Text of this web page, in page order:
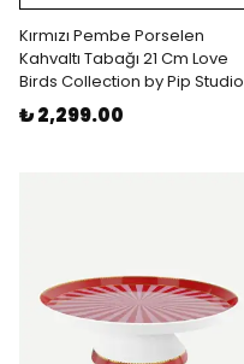
Kırmızı Pembe Porselen
Kahvaltı Tabağı 21 Cm Love
Birds Collection by Pip Studio
₺ 2,299.00